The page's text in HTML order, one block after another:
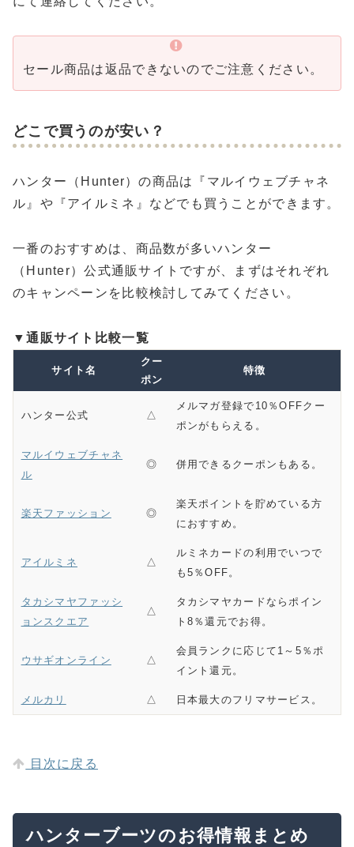
セール商品は返品できないのでご注意ください。
どこで買うのが安い？
ハンター（Hunter）の商品は『マルイウェブチャネ
ル』や『アイルミネ』などでも買うことができます。
一番のおすすめは、商品数が多いハンター
（Hunter）公式通販サイトですが、まずはそれぞれ
のキャンペーンを比較検討してみてください。
▼通販サイト比較一覧
サイト名
クー
ポン
特徴
ハンター公式 △
メルマガ登録で10％OFFクー
ポンがもらえる。
マルイウェブチャネ
ル
◎ 併用できるクーポンもある。
楽天ファッション ◎
楽天ポイントを貯めている方
におすすめ。
アイルミネ △
ルミネカードの利用でいつで
も5％OFF。
タカシマヤファッシ
ョンスクエア
△
タカシマヤカードならポイン
ト8％還元でお得。
ウサギオンライン △
会員ランクに応じて1～5％ポ
イント還元。
メルカリ △ 日本最大のフリマサービス。
目次に戻る
ハンターブーツのお得情報まとめ